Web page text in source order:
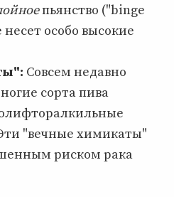
пьянство ("binge
особо высокие
Совсем недавно
сорта пива
"вечные химикаты"
риском рака